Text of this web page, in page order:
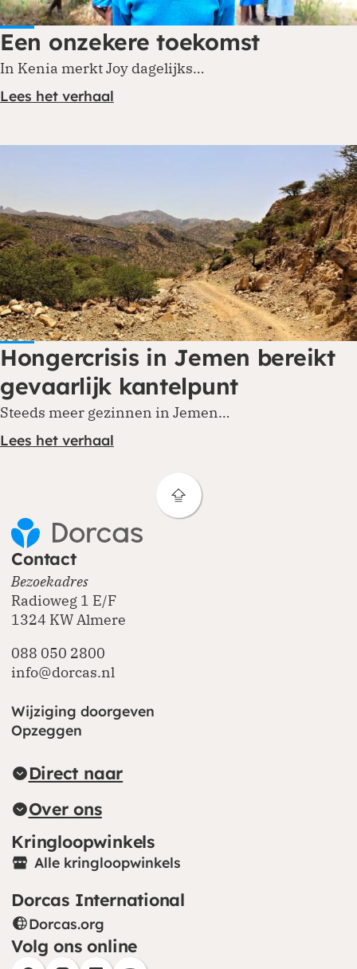
Een onzekere toekomst
In Kenia merkt Joy dagelijks…
Lees het verhaal
Hongercrisis in Jemen bereikt
gevaarlijk kantelpunt
Steeds meer gezinnen in Jemen…
Lees het verhaal
Contact
Bezoekadres
Radioweg 1 E/F
1324 KW Almere
088 050 2800
info@dorcas.nl
Wijziging doorgeven
Opzeggen
Direct naar
Over ons
Kringloopwinkels
Alle kringloopwinkels
Dorcas International
Dorcas.org
(opent in nieuw venster)
Volg ons online